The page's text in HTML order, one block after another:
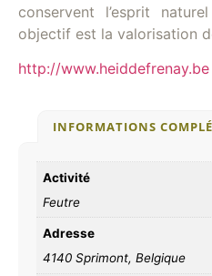
conservent l’esprit
objectif est la valorisation
http://www.heiddefrenay.be
INFORMATIONS
Activité
Feutre
Adresse
4140 Sprimont, Belgique